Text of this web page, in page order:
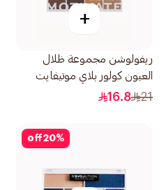
+
ريفولوشن مجموعة ظلال
العيون كولور بلاي موتيفايت
1قطعة
21
16.8
20%
off